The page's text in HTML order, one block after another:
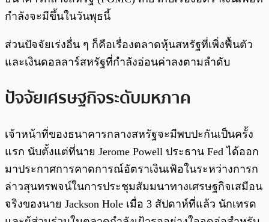
กำลังจะมีขึ้นในวันพุธนี้
ส่วนปัจจัยเร่งอื่น ๆ ก็คือเรื่องตลาดหุ้นสหรัฐที่เพิ่งฟื้นตัว
และเงินดอลลาร์สหรัฐที่กำลังอ่อนค่าลงตามลำดับ
ปัจจัยเศรษฐกิจระดับมหภาค
เจ้าหน้าที่ของธนาคารกลางสหรัฐจะมีพบปะกันเป็นครั้ง
แรก นับตั้งแต่ที่นาย Jerome Powell ประธาน Fed ได้ออก
มาประกาศการคาดการณ์อัตราเงินเฟ้อในระหว่างการก
ล่าวสุนทรพจน์ในการประชุมสัมมนาทางเศรษฐกิจเสมือน
จริงของนาย Jackson Hole เมื่อ 3 สัปดาห์ที่แล้ว นักเทรด